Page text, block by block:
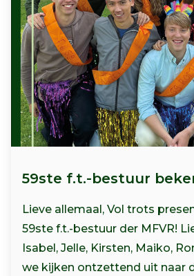
59ste f.t.-bestuur
Lieve allemaal, Vol trots
59ste f.t.-bestuur der MFVR!
Isabel, Jelle, Kirsten, Maiko,
we kijken ontzettend uit naar